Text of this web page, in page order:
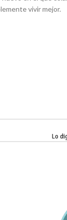
vivir mejor.
Lo